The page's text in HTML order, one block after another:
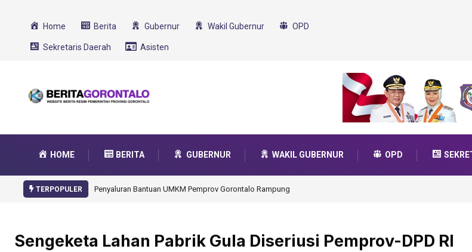
Home Berita Gubernur Wakil Gubernur OPD
Sekretaris Daerah Asisten
HOME BERITA GUBERNUR WAKIL GUBERNUR OPD
TERPOPULER Gorontalo Ikut Dukung Program SMA Unggul Garuda Transformasi 2025
Sengeketa Lahan Pabrik Gula Diseriusi Pemprov-DPD RI